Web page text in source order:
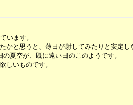
います。
かと思うと、薄日が射してみたりと安定し
夏空が、既に遠い日のこのようです。
しいものです。